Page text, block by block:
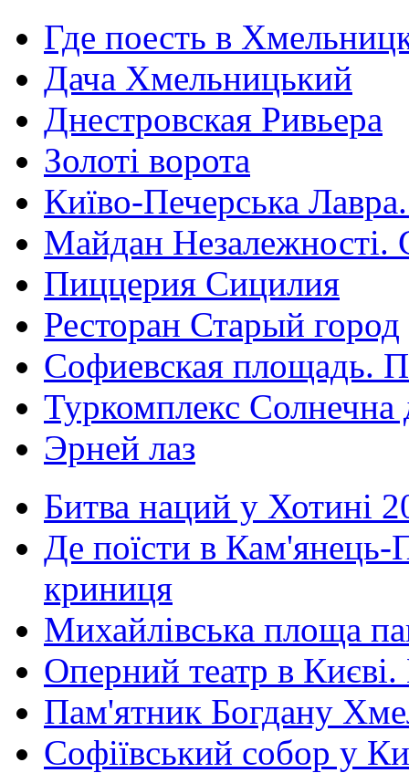
Где поесть в
Дача Хмельницький
Днестровская Ривьера
Золоті ворота
Київо-Печерська
Майдан Незалежності.
Пиццерия Сицилия
Ресторан Старый город
Софиевская площадь.
Туркомплекс Солнечна
Эрней лаз
Битва наций у Хотині
Де поїсти в Кам'янець-
криниця
Михайлівська площа
Оперний театр в
Пам'ятник Богдану
Софіївський собор у